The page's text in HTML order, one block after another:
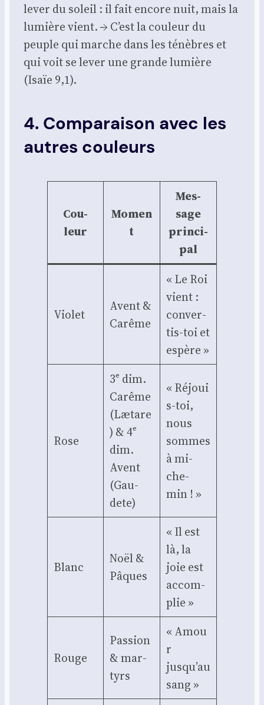
lever du soleil : il fait encore nuit, mais la
lumière vient. → C’est la cou­leur du
peuple qui marche dans les ténèbres et
qui voit se lever une grande lumière
(Isaïe 9,1).
4. Comparaison avec les
autres couleurs
Cou­
leur
Momen
t
Mes­
sage
prin­ci­
pal
Vio­let
Avent &
Carême
« Le Roi
vient :
conver­
tis-toi et
espère »
Rose
3ᵉ dim.
Carême
(Lætare
) & 4ᵉ
dim.
Avent
(Gau­
dete)
« Réjoui
s-toi,
nous
sommes
à mi-
che­
min ! »
Blanc
Noël &
Pâques
« Il est
là, la
joie est
accom­
plie »
Rouge
Pas­sion
& mar­
tyrs
« Amou
r
jusqu’au
sang »